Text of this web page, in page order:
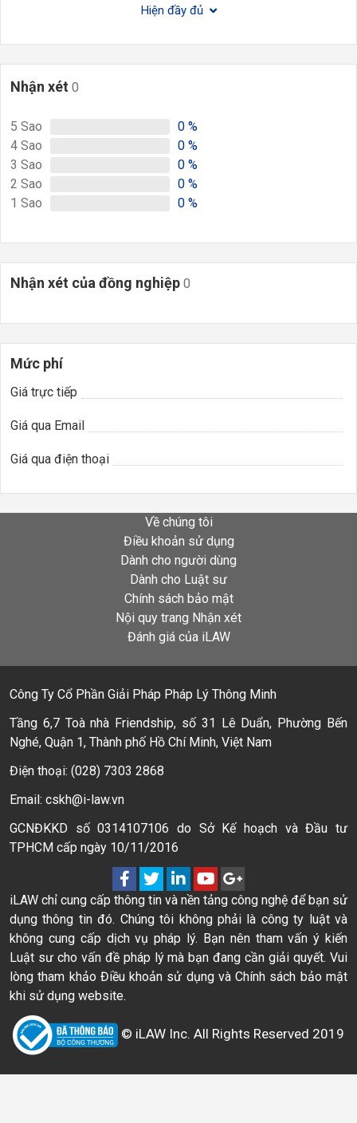
Hiện đầy đủ
Nhận xét 0
5 Sao 0 %
4 Sao 0 %
3 Sao 0 %
2 Sao 0 %
1 Sao 0 %
Nhận xét của đồng nghiệp 0
Mức phí
Giá trực tiếp
Giá qua Email
Giá qua điện thoại
Về chúng tôi
Điều khoản sử dụng
Dành cho người dùng
Dành cho Luật sư
Chính sách bảo mật
Nội quy trang Nhận xét
Đánh giá của iLAW
Công Ty Cổ Phần Giải Pháp Pháp Lý Thông Minh
Tầng 6,7 Toà nhà Friendship, số 31 Lê Duẩn, Phường Bến
Nghé, Quận 1, Thành phố Hồ Chí Minh, Việt Nam
Điện thoại: (028) 7303 2868
Email: cskh@i-law.vn
GCNĐKKD số 0314107106 do Sở Kế hoạch và Đầu tư
TPHCM cấp ngày 10/11/2016
iLAW chỉ cung cấp thông tin và nền tảng công nghệ để bạn sử
dụng thông tin đó. Chúng tôi không phải là công ty luật và
không cung cấp dịch vụ pháp lý. Bạn nên tham vấn ý kiến
Luật sư cho vấn đề pháp lý mà bạn đang cần giải quyết. Vui
lòng tham khảo Điều khoản sử dụng và Chính sách bảo mật
khi sử dụng website.
© iLAW Inc. All Rights Reserved 2019